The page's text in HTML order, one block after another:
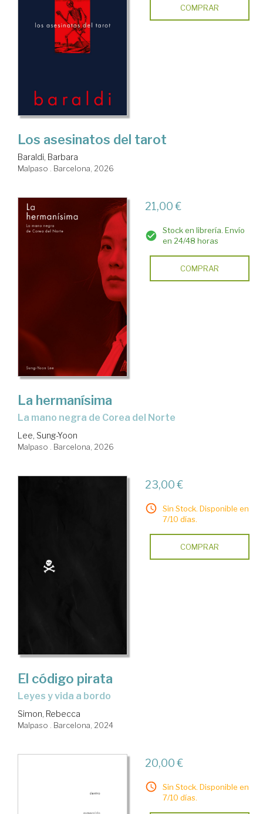
COMPRAR
Los asesinatos del tarot
Baraldi, Barbara
Malpaso . Barcelona, 2026
21,00 €
Stock en librería. Envío
en 24/48 horas
COMPRAR
La hermanísima
La mano negra de Corea del Norte
Lee, Sung-Yoon
Malpaso . Barcelona, 2026
23,00 €
Sin Stock. Disponible en
7/10 días.
COMPRAR
El código pirata
Leyes y vida a bordo
Simon, Rebecca
Malpaso . Barcelona, 2024
20,00 €
Sin Stock. Disponible en
7/10 días.